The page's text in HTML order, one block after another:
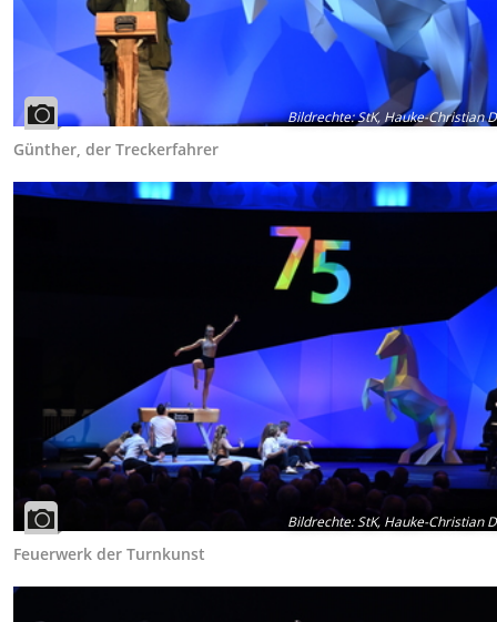
Bildrechte:StK, Hauke-Christian
Günther, der Treckerfahrer
Bildrechte:StK, Hauke-Christian
Feuerwerk der Turnkunst